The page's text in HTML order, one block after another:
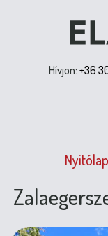
Hívjon: +36
Nyitólap